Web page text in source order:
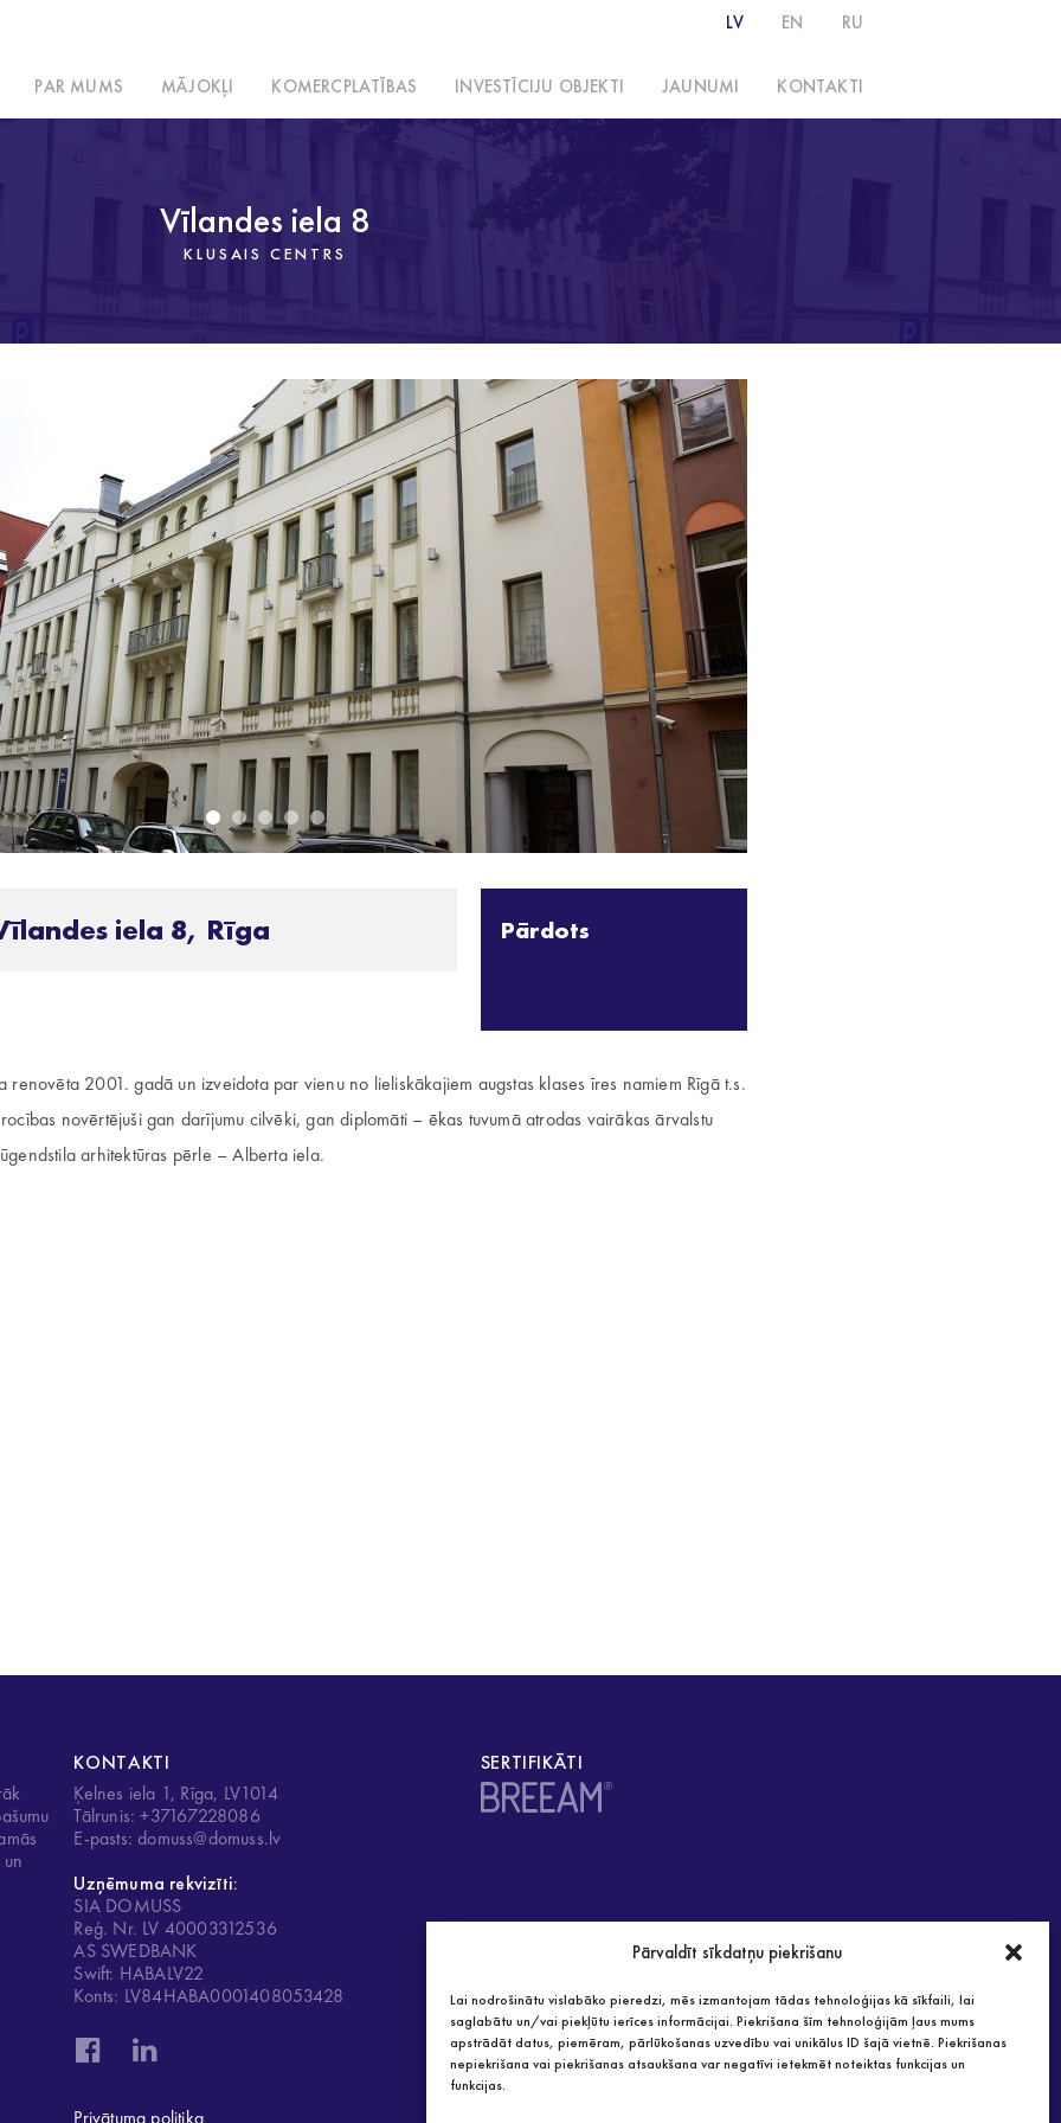
Pārvaldīt sīkdatņu piekrišanu
Lai nodrošinātu vislabāko pieredzi, mēs izmantojam tādas tehnoloģijas kā sīkfaili, lai
saglabātu un/vai piekļūtu ierīces informācijai. Piekrišana šīm tehnoloģijām ļaus mums
apstrādāt datus, piemēram, pārlūkošanas uzvedību vai unikālus ID šajā vietnē. Piekrišanas
nepiekrišana vai piekrišanas atsaukšana var negatīvi ietekmēt noteiktas funkcijas un
funkcijas.
LV EN RU
PAR MUMS MĀJOKĻI KOMERCPLATĪBAS INVESTĪCIJU OBJEKTI JAUNUMI KONTAKTI
Vīlandes iela 8
KLUSAIS CENTRS
Pārdots
iela 8, Rīga
renovēta 2001. gadā un izveidota par vienu no lieliskākajiem augstas klases īres namiem Rīgā t.s.
novērtējuši gan darījumu cilvēki, gan diplomāti – ēkas tuvumā atrodas vairākas ārvalstu
arhitektūras pērle – Alberta iela.
KONTAKTI
Ķelnes iela 1, Rīga, LV1014
Tālrunis: +37167228086
E-pasts: domuss@domuss.lv
Uzņēmuma rekvizīti:
SIA DOMUSS
Reģ. Nr. LV 40003312536
AS SWEDBANK
Swift: HABALV22
Konts: LV84HABA0001408053428
Privātuma politika
SERTIFIKĀTI